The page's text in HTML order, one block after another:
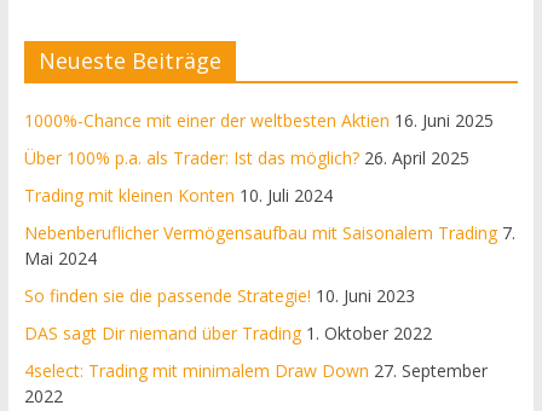
Neueste Beiträge
1000%-Chance mit einer der weltbesten Aktien 16. Juni 2025
Über 100% p.a. als Trader: Ist das möglich? 26. April 2025
Trading mit kleinen Konten 10. Juli 2024
Nebenberuflicher Vermögensaufbau mit Saisonalem Trading 7.
Mai 2024
So finden sie die passende Strategie! 10. Juni 2023
DAS sagt Dir niemand über Trading 1. Oktober 2022
4select: Trading mit minimalem Draw Down 27. September
2022